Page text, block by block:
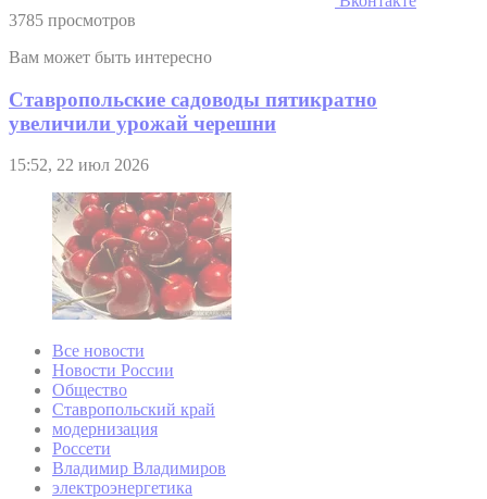
3785 просмотров
Вам может быть интересно
Ставропольские садоводы пятикратно
увеличили урожай черешни
15:52, 22 июл 2026
Все новости
Новости России
Общество
Ставропольский край
модернизация
Россети
Владимир Владимиров
электроэнергетика